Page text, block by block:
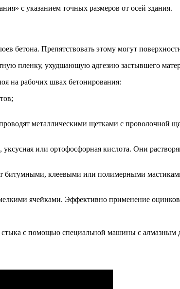
с указанием точных размеров от осей здания.
бетона. Препятствовать этому могут
пленку, ухудшающую адгезию застывшего
на рабочих швах бетонирования:
металлическими щетками с проволочной
или ортофосфорная кислота. Они
битумными, клеевыми или полимерными
ячейками. Эффективно применение
стыка с помощью специальной машины с алмазным